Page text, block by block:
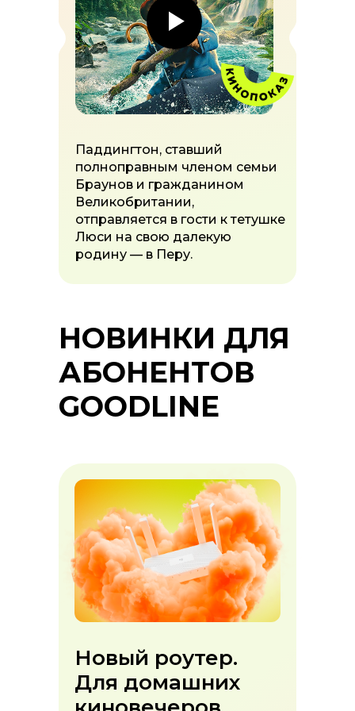
Паддингтон, ставший
полноправным членом семьи
Браунов и гражданином
Великобритании,
отправляется в гости к тетушке
Люси на свою далекую
родину — в Перу.
НОВИНКИ ДЛЯ
АБОНЕНТОВ
GOODLINE
Новый роутер.
Для домашних